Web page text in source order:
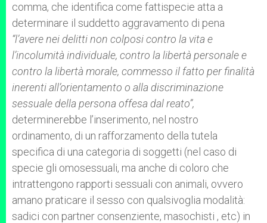
comma, che identifica come fattispecie atta a
determinare il suddetto aggravamento di pena
“l’avere nei delitti non colposi contro la vita e
l’incolumità individuale, contro la libertà personale e
contro la libertà morale, commesso il fatto per finalità
inerenti all’orientamento o alla discriminazione
sessuale della persona offesa dal reato”,
determinerebbe l’inserimento, nel nostro
ordinamento, di un rafforzamento della tutela
specifica di una categoria di soggetti (nel caso di
specie gli omosessuali, ma anche di coloro che
intrattengono rapporti sessuali con animali, ovvero
amano praticare il sesso con qualsivoglia modalità:
sadici con partner consenziente, masochisti , etc) in